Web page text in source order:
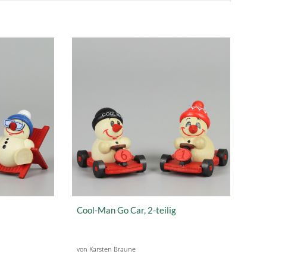
Cool-Man Go Car, 2-teilig
von Karsten Braune